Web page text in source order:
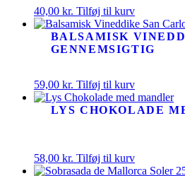
40,00 kr. Tilføj til kurv
BALSAMISK
GENNEMSIGTIG
59,00 kr. Tilføj til kurv
LYS CHOKOLADE
58,00 kr. Tilføj til kurv